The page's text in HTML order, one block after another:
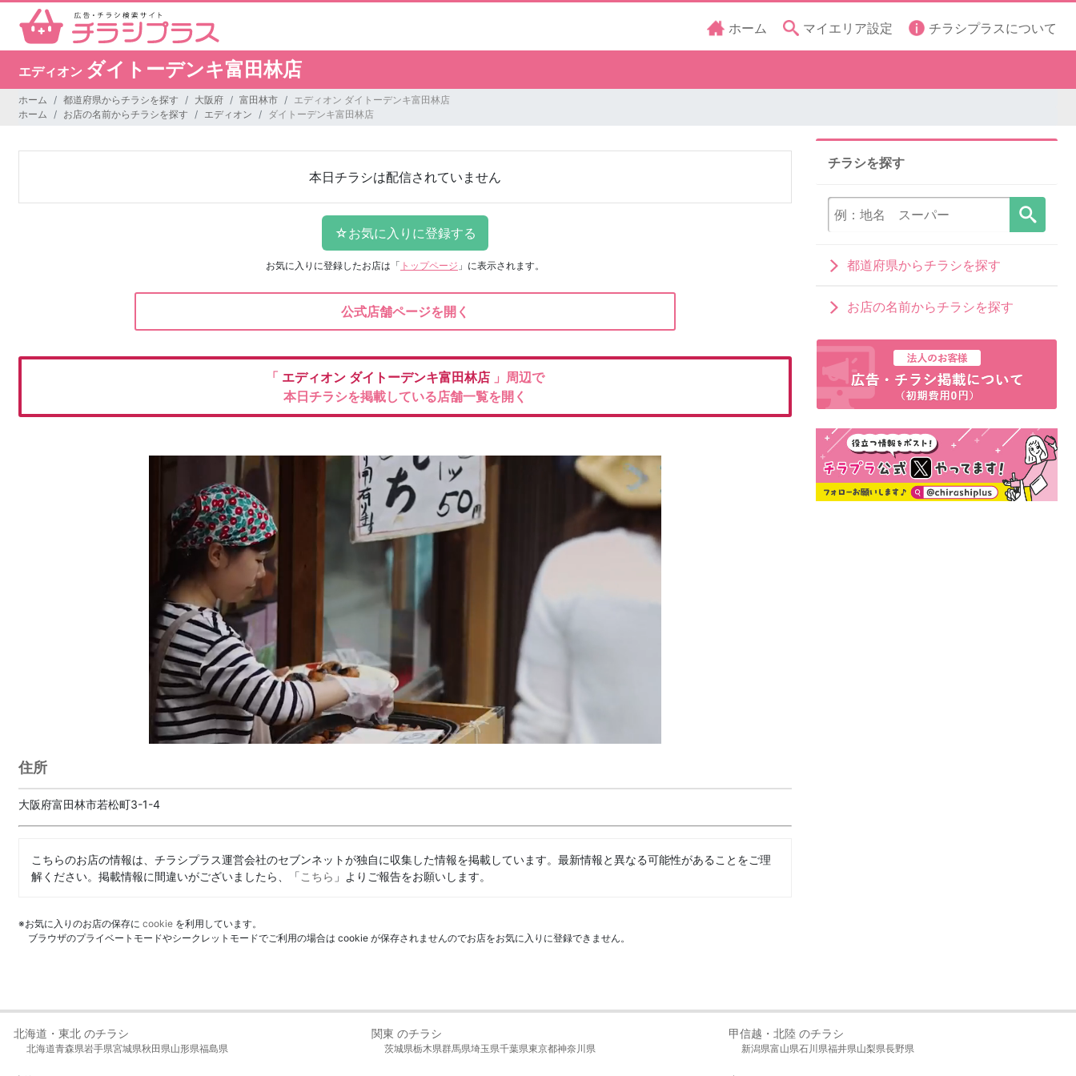
ホーム マイエリア設定 チラシプラスについて
エディオン ダイトーデンキ富田林店
ホーム 都道府県からチラシを探す 大阪府 富田林市
エディオン ダイトーデンキ富田林店
ホーム
お店の名前からチラシを探す エディオン ダイトーデンキ富田林店
本日チラシは配信されていません
お気に入りに登録したお店は 「 トップページ 」に表示されます。
公式店舗ページを開く
「 エディオン ダイトーデンキ富田林店 」周辺で
本日チラシを掲載している店舗一覧を開く
住所
大阪府富田林市若松町3-1-4
こちらのお店の情報は、チラシプラス運営会社のセブンネットが独自に収集した情報を掲載しています。最新情報と異なる可能性があることをご理
解ください。掲載情報に間違いがございましたら、「こちら 」よりご報告をお願いします。
※お気に入りのお店の保存に cookie を利用しています。
ブラウザのプライベートモードやシークレットモードでご利用の場合は cookie が保存されませんのでお店をお気に入りに登録できません。
チラシを探す
都道府県からチラシを探す
お店の名前からチラシを探す
北海道・東北 のチラシ
北海道青森県岩手県宮城県秋田県山形県福島県
関東 のチラシ
茨城県栃木県群馬県埼玉県千葉県東京都神奈川県
甲信越・北陸 のチラシ
新潟県富山県石川県福井県山梨県長野県